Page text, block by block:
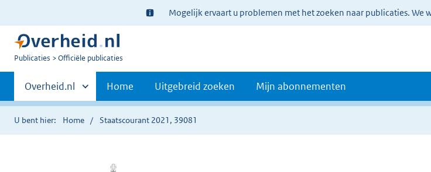
Ter
informatie:
Mogelijk ervaart u problemen met het zoeken naar publicaties. We
U
Publicaties Officiële publicaties
Primaire
navigatie
Andere
sites
binnen
Overheid.nl Home Uitgebreid zoeken Mijn abonnementen
U bent hier: Home Staatscourant 2021, 39081